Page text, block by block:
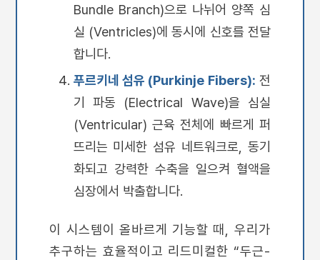
Bundle Branch)으로 나뉘어 양쪽 심
실 (Ventricles)에 동시에 신호를 전달
합니다.
푸르키네 섬유 (Purkinje Fibers): 전
기 파동 (Electrical Wave)을 심실
(Ventricular) 근육 전체에 빠르게 퍼
뜨리는 미세한 섬유 네트워크로, 동기
화되고 강력한 수축을 일으켜 혈액을
심장에서 박출합니다.
이 시스템이 올바르게 기능할 때, 우리가
추구하는 효율적이고 리드미컬한 “두근-